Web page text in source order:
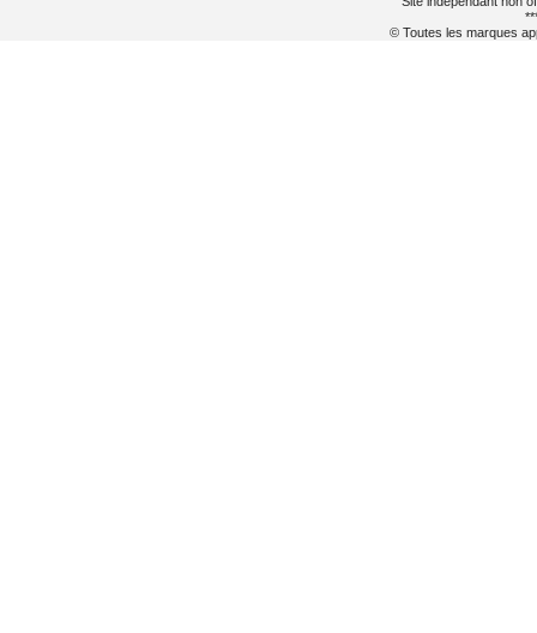
© Toutes les marques